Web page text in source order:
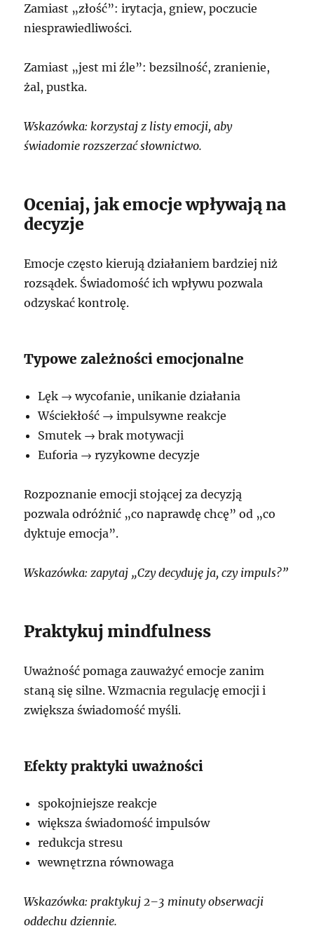
Zamiast „złość”: irytacja, gniew, poczucie
niesprawiedliwości.
Zamiast „jest mi źle”: bezsilność, zranienie,
żal, pustka.
Wskazówka: korzystaj z listy emocji, aby
świadomie rozszerzać słownictwo.
Oceniaj, jak emocje wpływają na
decyzje
Emocje często kierują działaniem bardziej niż
rozsądek. Świadomość ich wpływu pozwala
odzyskać kontrolę.
Typowe zależności emocjonalne
Lęk → wycofanie, unikanie działania
Wściekłość → impulsywne reakcje
Smutek → brak motywacji
Euforia → ryzykowne decyzje
Rozpoznanie emocji stojącej za decyzją
pozwala odróżnić „co naprawdę chcę” od „co
dyktuje emocja”.
Wskazówka: zapytaj „Czy decyduję ja, czy impuls?”
Praktykuj mindfulness
Uważność pomaga zauważyć emocje zanim
staną się silne. Wzmacnia regulację emocji i
zwiększa świadomość myśli.
Efekty praktyki uważności
spokojniejsze reakcje
większa świadomość impulsów
redukcja stresu
wewnętrzna równowaga
Wskazówka: praktykuj 2–3 minuty obserwacji
oddechu dziennie.